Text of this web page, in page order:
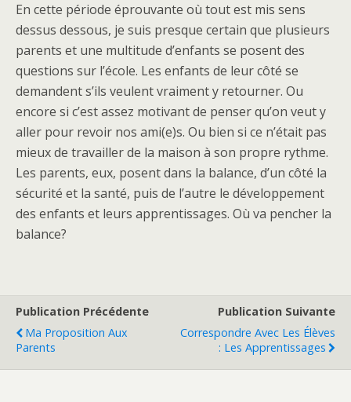
En cette période éprouvante où tout est mis sens
dessus dessous, je suis presque certain que plusieurs
parents et une multitude d’enfants se posent des
questions sur l’école. Les enfants de leur côté se
demandent s’ils veulent vraiment y retourner. Ou
encore si c’est assez motivant de penser qu’on veut y
aller pour revoir nos ami(e)s. Ou bien si ce n’était pas
mieux de travailler de la maison à son propre rythme.
Les parents, eux, posent dans la balance, d’un côté la
sécurité et la santé, puis de l’autre le développement
des enfants et leurs apprentissages. Où va pencher la
balance?
Publication Précédente
Ma Proposition Aux
Parents
Publication Suivante
Correspondre Avec Les Élèves
: Les Apprentissages